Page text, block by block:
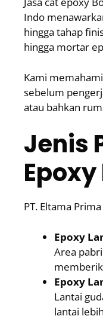
Indo
hingga tahap
hingga mortar
Kami
sebelum
atau bahkan
Jenis
PT. Eltama
Epoxy
Area
Epoxy
Lantai
lantai